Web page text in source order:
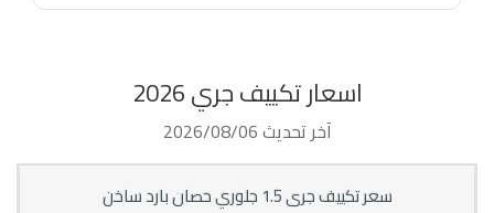
اسعار تكييف جري 2026
آخر تحديث 2026/08/06
سعر تكييف جرى 1.5 جلوري حصان بارد ساخن